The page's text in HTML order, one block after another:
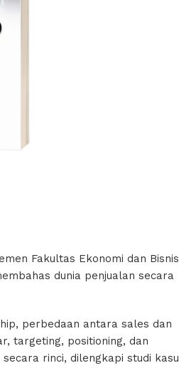
Fakultas Ekonomi dan Bisnis
dunia penjualan secara
perbedaan antara sales dan
targeting, positioning, dan
rinci, dilengkapi studi